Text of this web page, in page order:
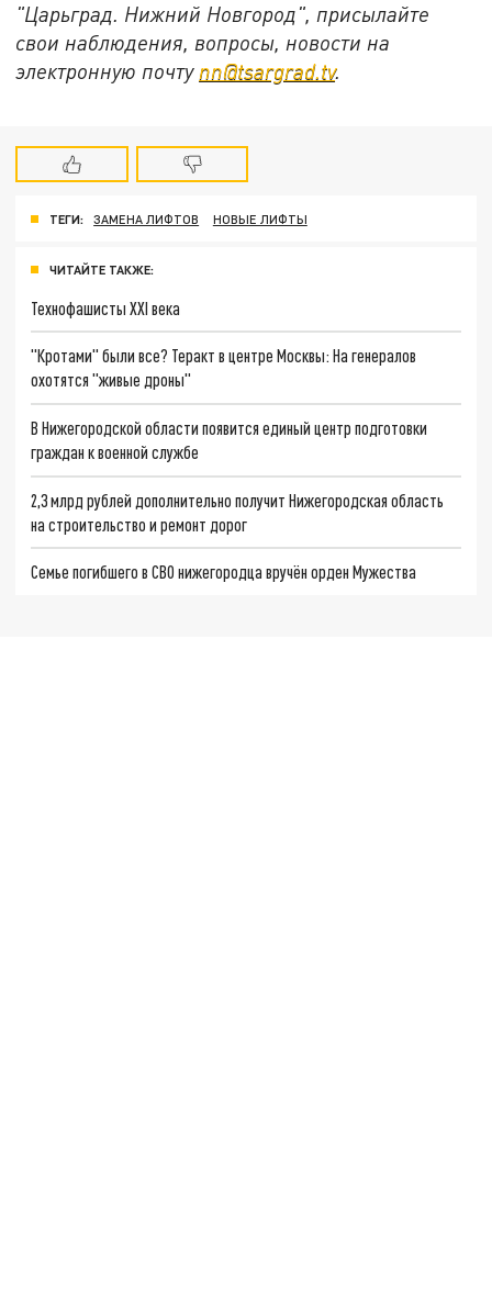
"Царьград. Нижний Новгород", присылайте
свои наблюдения, вопросы, новости на
электронную почту nn@tsargrad.tv.
ТЕГИ: ЗАМЕНА ЛИФТОВ НОВЫЕ ЛИФТЫ
ЧИТАЙТЕ ТАКЖЕ:
Технофашисты XXI века
"Кротами" были все? Теракт в центре Москвы: На генералов
охотятся "живые дроны"
В Нижегородской области появится единый центр подготовки
граждан к военной службе
2,3 млрд рублей дополнительно получит Нижегородская область
на строительство и ремонт дорог
Семье погибшего в СВО нижегородца вручён орден Мужества